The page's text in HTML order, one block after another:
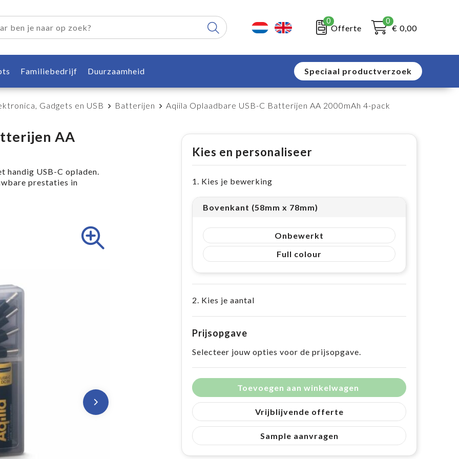
0
Offerte
0
€ 0,00
Familiebedrijf Duurzaamheid Speciaal productverzoek
Gadgets en USB Batterijen Aqiila Oplaadbare USB-C Batterijen AA 2000mAh 4-pack
AA
handig USB-C opladen.
prestaties in
Kies en personaliseer
1. Kies je bewerking
Bovenkant (58mm x 78mm)
Onbewerkt
Full colour
2. Kies je aantal
Prijsopgave
Selecteer jouw opties voor de prijsopgave.
Toevoegen aan winkelwagen
Vrijblijvende offerte
Sample aanvragen